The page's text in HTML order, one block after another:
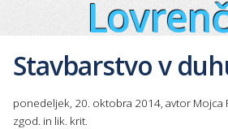
Stavbarstvo v
ponedeljek, 20. oktobra 2014, avtor Mojca
zgod. in lik. krit.